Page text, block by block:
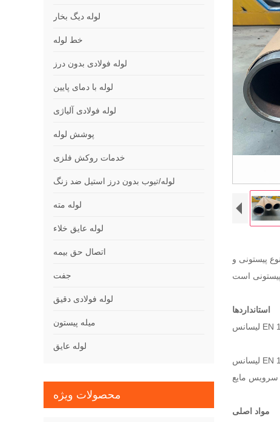
پیستونی و
استانداردها
مواد اصلی
لوله دیگ بخار
خط لوله
لوله فولادی بدون درز
لوله با دمای پایین
لوله فولادی آلیاژی
پوشش لوله
خدمات روکش فلزی
لوله/تیوب بدون درز استیل ضد زنگ
لوله مته
لوله عایق خلاء
اتصال حق بیمه
جفت
لوله فولادی دقیق
میله پیستون
لوله عایق
محصولات ویژه